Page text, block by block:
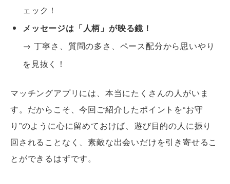
ェック！
メッセージは「人柄」が映る鏡！
→ 丁寧さ、質問の多さ、ペース配分から思いやり
を見抜く！
マッチングアプリには、本当にたくさんの人がいま
す。だからこそ、今回ご紹介したポイントを“お守
り”のように心に留めておけば、遊び目的の人に振り
回されることなく、素敵な出会いだけを引き寄せるこ
とができるはずです。